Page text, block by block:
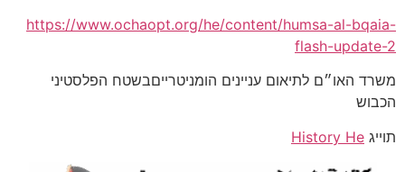
https://www.ochaopt.org/he/content/humsa-al-bqaia-
flash-update-2
משרד האו״ם לתיאום עניינים הומניטרייםבשטח הפלסטיני
הכבוש
תוייג History He